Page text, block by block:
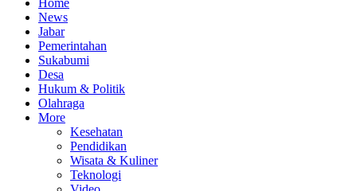
Home
News
Jabar
Pemerintahan
Sukabumi
Desa
Hukum & Politik
Olahraga
More
Kesehatan
Pendidikan
Wisata & Kuliner
Teknologi